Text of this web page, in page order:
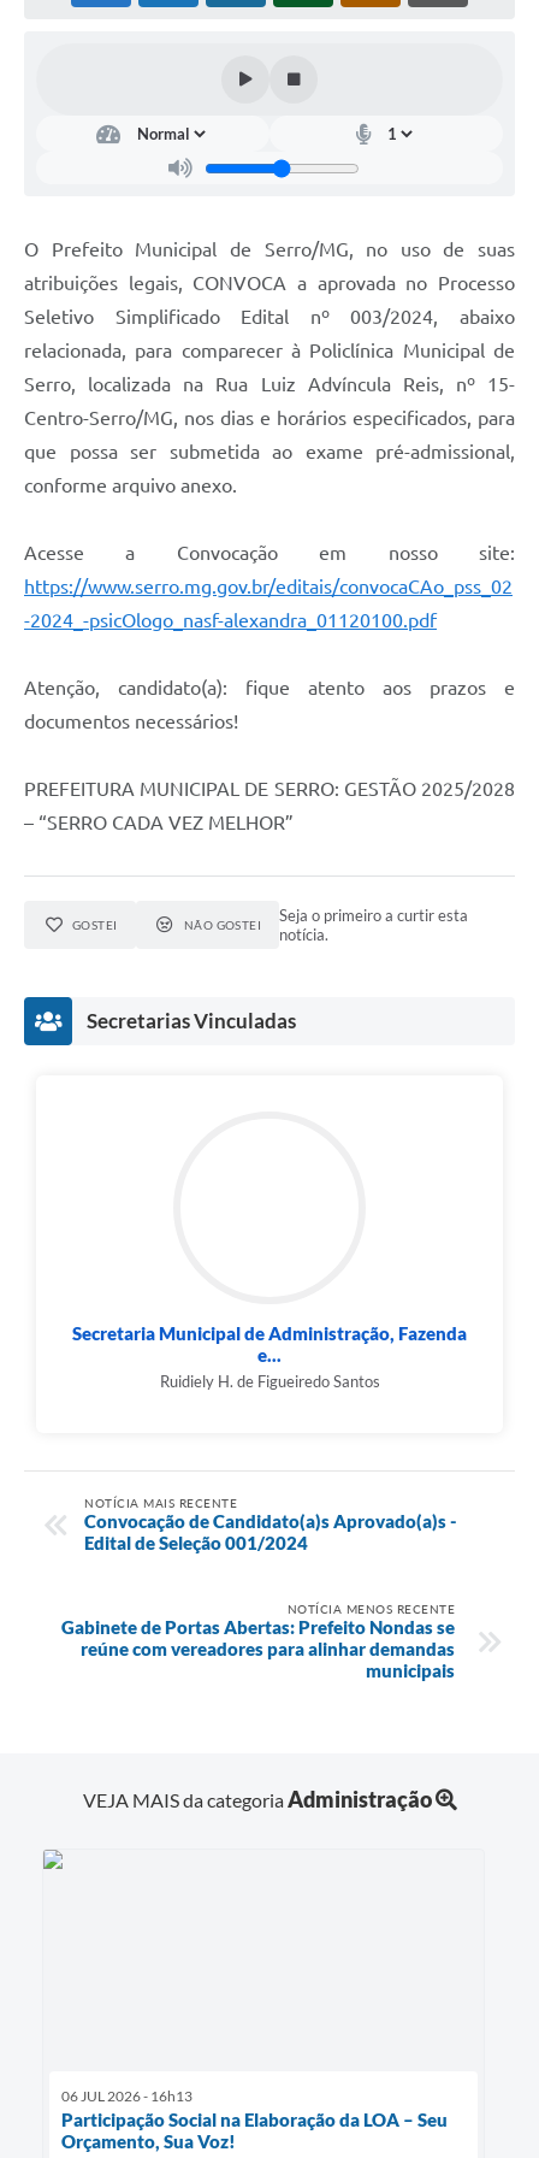
Emissão de Contracheque
Arquivos para Download
SIC
Jornal
Covid -19 em Serro
Links
Audiências Públicas
Galeria de Vídeos
Diário Oficial
Contratos, Convênios e Publicações MROSC
Ouvidoria Municipal
Notícias
Radar da Transparência Pública
O Prefeito Municipal de Serro/MG, no uso de suas
atribuições legais, CONVOCA a aprovada no Processo
Seletivo Simplificado Edital nº 003/2024, abaixo
relacionada, para comparecer à Policlínica Municipal de
Serro, localizada na Rua Luiz Advíncula Reis, nº 15-
Centro-Serro/MG, nos dias e horários especificados, para
que possa ser submetida ao exame pré-admissional,
conforme arquivo anexo.
Acesse a Convocação em nosso site:
https://www.serro.mg.gov.br/editais/convocaCAo_pss_02
-2024_-psicOlogo_nasf-alexandra_01120100.pdf
Atenção, candidato(a): fique atento aos prazos e
documentos necessários!
PREFEITURA MUNICIPAL DE SERRO: GESTÃO 2025/2028
– “SERRO CADA VEZ MELHOR”
GOSTEI NÃO GOSTEI
Seja o primeiro a curtir esta
notícia.
Secretarias Vinculadas
Secretaria Municipal de Administração, Fazenda
e...
Ruidiely H. de Figueiredo Santos
NOTÍCIA MAIS RECENTE
Convocação de Candidato(a)s Aprovado(a)s -
Edital de Seleção 001/2024
NOTÍCIA MENOS RECENTE
Gabinete de Portas Abertas: Prefeito Nondas se
reúne com vereadores para alinhar demandas
municipais
VEJA MAIS da categoriaAdministração
06 JUL 2026 - 16h13
Participação Social na Elaboração da LOA – Seu
Orçamento, Sua Voz!